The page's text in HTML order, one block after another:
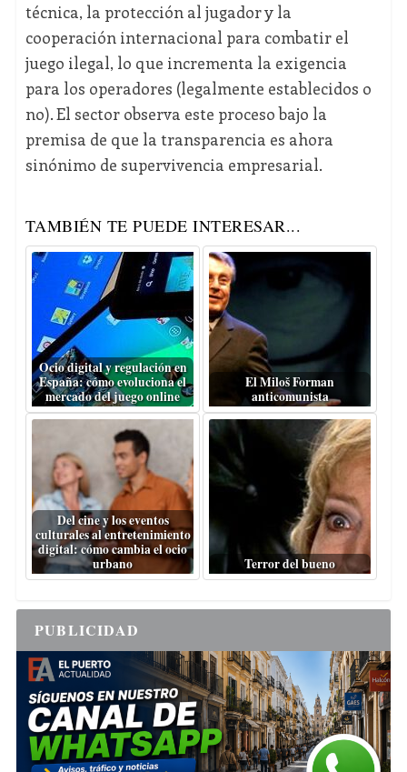
técnica, la protección al jugador y la
cooperación internacional para combatir el
juego ilegal, lo que incrementa la exigencia
para los operadores (legalmente establecidos o
no). El sector observa este proceso bajo la
premisa de que la transparencia es ahora
sinónimo de supervivencia empresarial.
TAMBIÉN TE PUEDE INTERESAR...
Ocio digital y regulación en
España: cómo evoluciona el
mercado del juego online
El Miloš Forman
anticomunista
Del cine y los eventos
culturales al entretenimiento
digital: cómo cambia el ocio
urbano
Terror del bueno
PUBLICIDAD